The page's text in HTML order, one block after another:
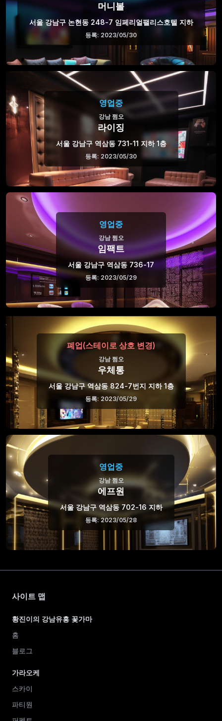
머니볼
서울 강남구 논현동 248-7 임페리얼팰리스호텔 지하
등록: 2023/05/30
영업중
강남 쩜오
라이징
서울 강남구 역삼동 731-11 지하 1층
등록: 2023/05/30
영업중
강남 쩜오
임팩트
서울 강남구 역삼동 736-17
등록: 2023/05/29
폐업(스테이로 상호 변경)
강남 쩜오
우체통
서울 강남구 역삼동 824-7번지 지하 1층
등록: 2023/05/29
영업중
강남 쩜오
에프원
서울 강남구 역삼동 702-16 지하
등록: 2023/05/28
사이트 맵
황진이의 강남유흥 꽃가마
홈
블로그
가라오케
스카이
파티원